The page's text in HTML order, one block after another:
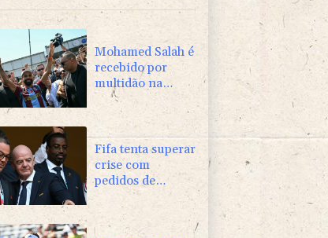
Mohamed Salah é
recebido por
multidão na
Turquia e veste
camisa do
Trabzonspor
Fifa tenta superar
crise com
pedidos de
desculpas e
'apoio total' a
Infantino